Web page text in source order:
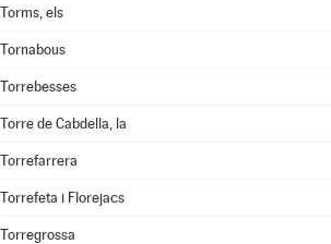
Torms, els
Tornabous
Torrebesses
Torre de Cabdella, la
Torrefarrera
Torrefeta i Florejacs
Torregrossa